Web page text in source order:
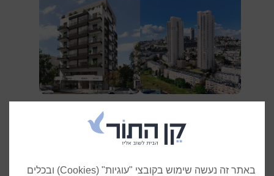
סן מרטין 22–26 ובר יוחאי בן יהודה 188
תל־אביב–יפו
באתר זה נעשה שימוש בקובצי "עוגיות" (Cookies) ובכלים